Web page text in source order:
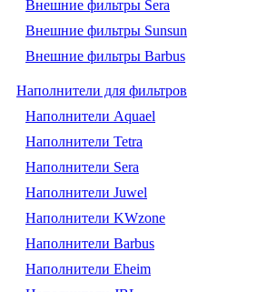
Внешние фильтры Sera
Внешние фильтры Sunsun
Внешние фильтры Barbus
Наполнители для фильтров
Наполнители Aquael
Наполнители Tetra
Наполнители Sera
Наполнители Juwel
Наполнители KWzone
Наполнители Barbus
Наполнители Eheim